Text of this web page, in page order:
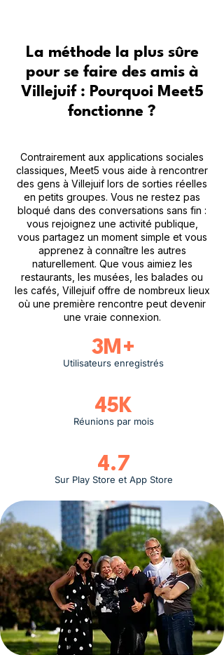
La méthode la plus sûre
pour se faire des amis à
Villejuif : Pourquoi Meet5
fonctionne ?
Contrairement aux applications sociales
classiques, Meet5 vous aide à rencontrer
des gens à Villejuif lors de sorties réelles
en petits groupes. Vous ne restez pas
bloqué dans des conversations sans fin :
vous rejoignez une activité publique,
vous partagez un moment simple et vous
apprenez à connaître les autres
naturellement. Que vous aimiez les
restaurants, les musées, les balades ou
les cafés, Villejuif offre de nombreux lieux
où une première rencontre peut devenir
une vraie connexion.
3M+
Utilisateurs enregistrés
45K
Réunions par mois
4.7
Sur Play Store et App Store